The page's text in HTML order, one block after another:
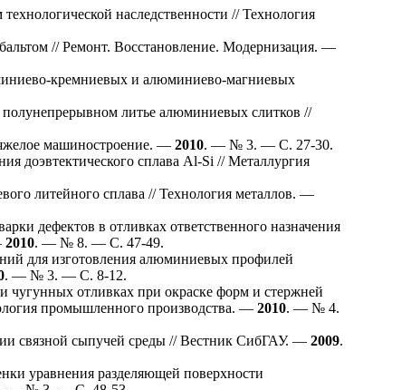
наследственности // Технология
// Ремонт. Восстановление. Модернизация. —
кремниевых и алюминиево-магниевых
литье алюминиевых слитков //
машиностроение. — 2010. — № 3. — С. 27-30.
доэвтектического сплава Al-Si // Металлургия
литейного сплава // Технология металлов. —
дефектов в отливках ответственного назначения
2010. — № 8. — С. 47-49.
для изготовления алюминиевых профилей
. — № 3. — С. 8-12.
чугунных отливках при окраске форм и стержней
промышленного производства. — 2010. — № 4.
связной сыпучей среды // Вестник СибГАУ. — 2009.
уравнения разделяющей поверхности